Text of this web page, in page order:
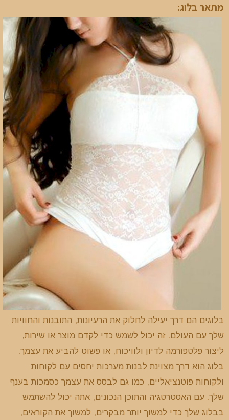
מתאר בלוג:
בלוגים הם דרך יעילה לחלוק את הרעיונות, התובנות והחוויות
שלך עם העולם. זה יכול לשמש כדי לקדם מוצר או שירות,
ליצור פלטפורמה לדיון ולוויכוח, או פשוט להביע את עצמך.
בלוג הוא דרך מצוינת לבנות מערכות יחסים עם לקוחות
ולקוחות פוטנציאליים, כמו גם לבסס את עצמך כסמכות בענף
שלך. עם האסטרטגיה והתוכן הנכונים, אתה יכול להשתמש
בבלוג שלך כדי למשוך יותר מבקרים, למשוך את הקוראים,